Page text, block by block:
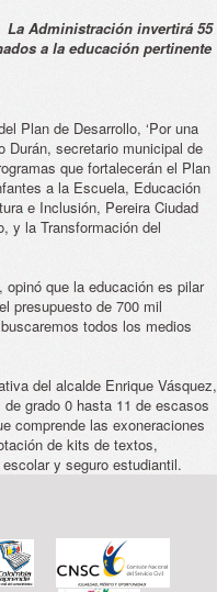
Administración invertirá 55
a la educación pertinente
Plan de Desarrollo, ‘Por una
Durán, secretario municipal de
que fortalecerán el Plan
a la Escuela, Educación
e Inclusión, Pereira Ciudad
y la Transformación del
que la educación es pilar
presupuesto de 700 mil
todos los medios
del alcalde Enrique Vásquez,
grado 0 hasta 11 de escasos
comprende las exoneraciones
de kits de textos,
y seguro estudiantil.